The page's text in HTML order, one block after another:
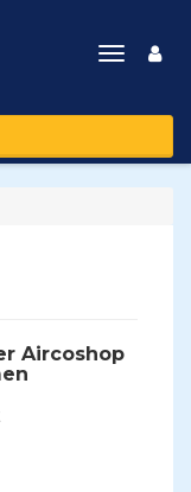
Toggle
Aircoshop